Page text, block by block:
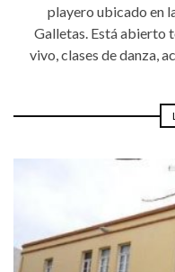
playero ubicado en
Galletas. Está abierto
vivo, clases de danza,